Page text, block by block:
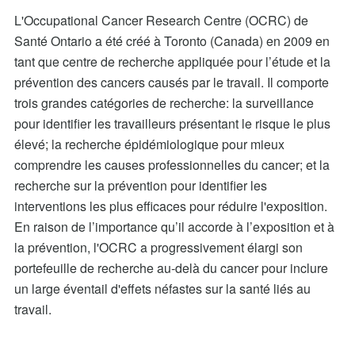
L'Occupational Cancer Research Centre (OCRC) de
Santé Ontario a été créé à Toronto (Canada) en 2009 en
tant que centre de recherche appliquée pour l’étude et la
prévention des cancers causés par le travail. Il comporte
trois grandes catégories de recherche: la surveillance
pour identifier les travailleurs présentant le risque le plus
élevé; la recherche épidémiologique pour mieux
comprendre les causes professionnelles du cancer; et la
recherche sur la prévention pour identifier les
interventions les plus efficaces pour réduire l'exposition.
En raison de l’importance qu’il accorde à l’exposition et à
la prévention, l'OCRC a progressivement élargi son
portefeuille de recherche au-delà du cancer pour inclure
un large éventail d'effets néfastes sur la santé liés au
travail.